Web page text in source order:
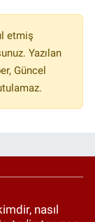
etmiş
Yazılan
Güncel
nasıl